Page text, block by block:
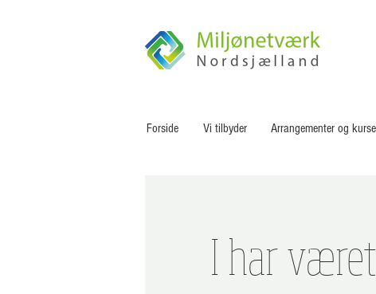
I har
Forside Vi tilbyder Arrangementer og